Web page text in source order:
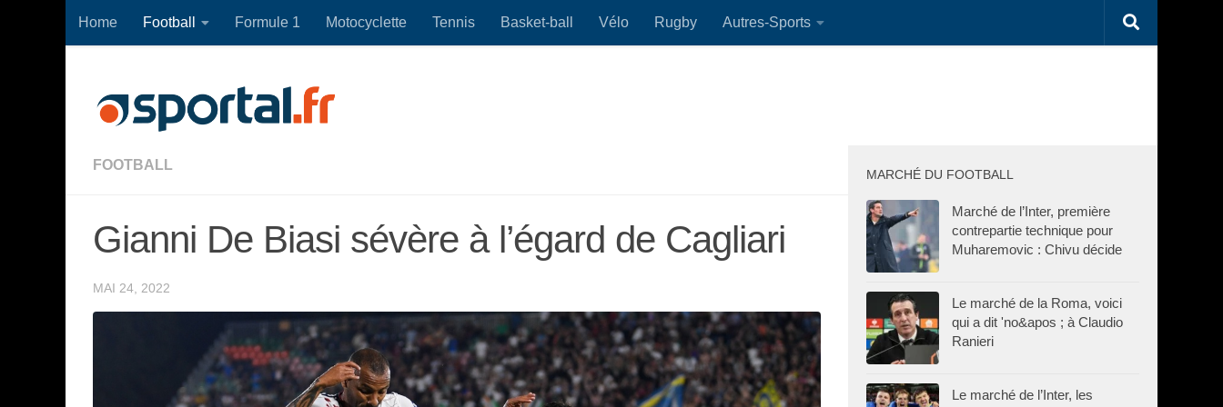
Skip to content
Home Football Formule 1 Motocyclette Tennis Basket-ball Vélo Rugby Autres-Sports
FOOTBALL
Gianni De Biasi sévère à l’égard de Cagliari
MAI 24, 2022
MARCHÉ DU FOOTBALL
Marché de l’Inter, première
contrepartie technique pour
Muharemovic : Chivu décide
Le marché de la Roma, voici
qui a dit 'no&apos ; à Claudio
Ranieri
Le marché de l’Inter, les